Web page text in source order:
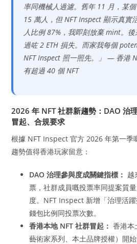
率同機械人過濾。舊年 11 月，某
15 萬人，但 NFT Inspect 顯示真實
人比例 87%，我即刻放棄 mint。
過咗 2 ETH 損失。而家我每個
NFT Inspect 照一照先。」 — 香港
有超過 40 個 NFT
2026 年 NFT 社群新趨勢：DAO 治
冒起、合規要求
根據 NFT Inspect 官方 2026 年第一季
趨勢值得香港玩家留意：
DAO 治理參與度成關鍵指標： 越
票，社群成員嘅投票率同提案質
度。NFT Inspect 新增「治理活
錢包比例同投票次數。
香港本地 NFT 社群冒起： 香港本
藝術家系列、本土品牌授權）開